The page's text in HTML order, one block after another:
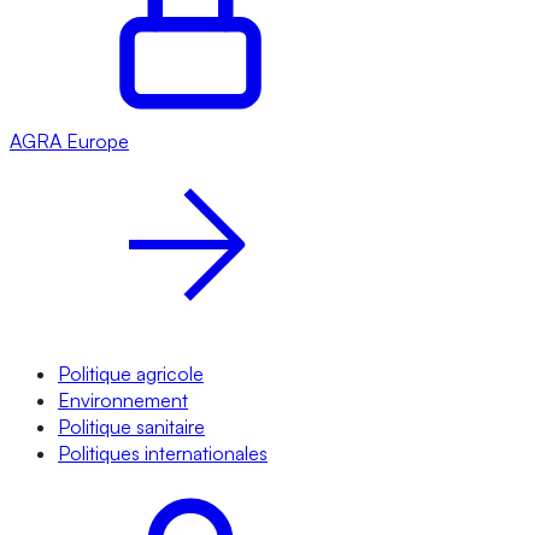
AGRA Europe
Politique agricole
Environnement
Politique sanitaire
Politiques internationales